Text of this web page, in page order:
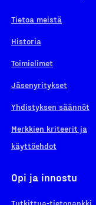
Tietoa meistä
Historia
Toimielimet
Jäsenyritykset
Yhdistyksen säännöt
Merkkien kriteerit ja
käyttöehdot
Opi ja innostu
Tutkittua-tietopankki